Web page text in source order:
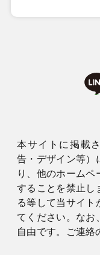
本サイトに掲載
告・デザイン等）
り、他のホームペ
することを禁止し
る等して当サイト
てください。なお
自由です。ご連絡